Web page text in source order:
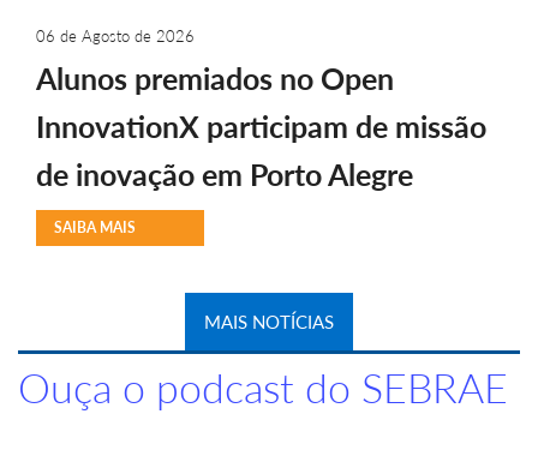
06 de Agosto de 2026
Alunos premiados no Open
InnovationX participam de missão
de inovação em Porto Alegre
SAIBA MAIS
MAIS NOTÍCIAS
Ouça o podcast do SEBRAE